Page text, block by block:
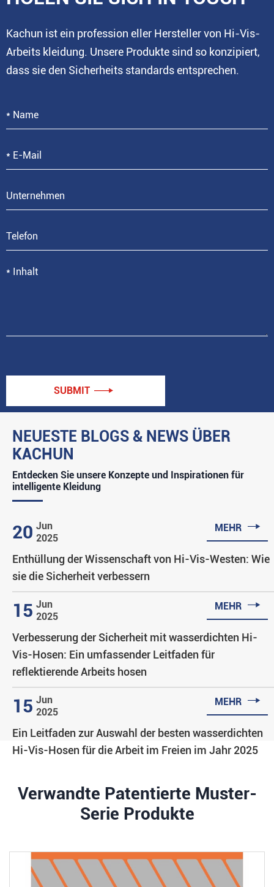
NEUESTE BLOGS & NEWS ÜBER
KACHUN
Entdecken Sie unsere Konzepte und Inspirationen für
intelligente Kleidung
20 Jun
2025
MEHR 
Enthüllung der Wissenschaft von Hi-Vis-Westen: Wie
sie die Sicherheit verbessern
15 Jun
2025
MEHR 
Verbesserung der Sicherheit mit wasserdichten Hi-
Vis-Hosen: Ein umfassender Leitfaden für
reflektierende Arbeits hosen
15 Jun
2025
MEHR 
Ein Leitfaden zur Auswahl der besten wasserdichten
Hi-Vis-Hosen für die Arbeit im Freien im Jahr 2025
Kachun ist ein profession eller Hersteller von Hi-Vis-
Arbeits kleidung. Unsere Produkte sind so konzipiert,
dass sie den Sicherheits standards entsprechen.
SUBMIT 
Verwandte Patentierte Muster-
Serie Produkte